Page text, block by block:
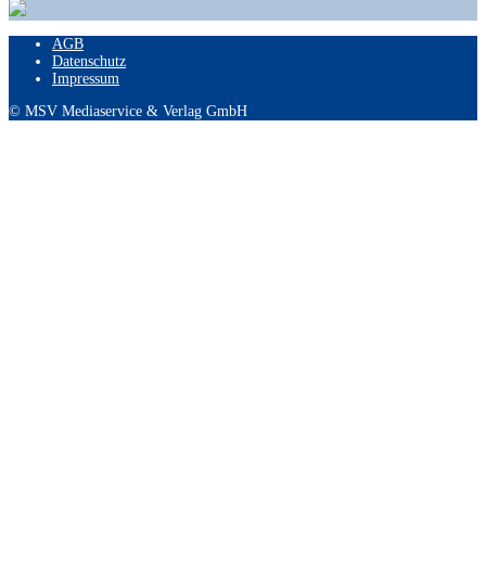
AGB
Datenschutz
Impressum
© MSV Mediaservice & Verlag GmbH